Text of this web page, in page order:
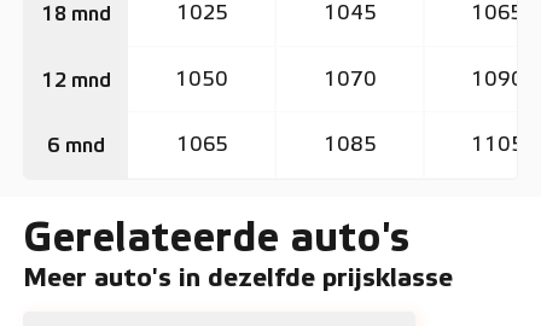
18 mnd
12 mnd
6 mnd
1025 1045 1065
1050 1070 1090
1065 1085 1105
Gerelateerde auto's
Meer auto's in dezelfde prijsklasse